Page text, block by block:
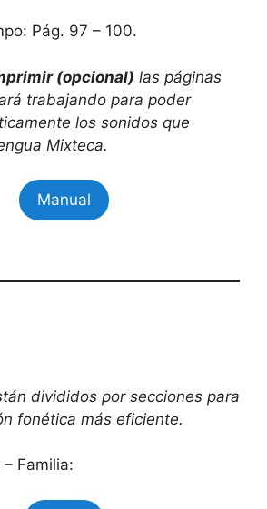
Pág. 97 – 100.
(opcional) las páginas
trabajando para poder
los sonidos que
Mixteca.
Manual
divididos por secciones para
fonética más eficiente.
Familia: